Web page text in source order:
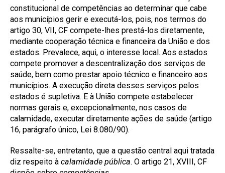
constitucional de competências ao determinar que cabe
aos municípios gerir e executá-los, pois, nos termos do
artigo 30, VII, CF compete-lhes prestá-los diretamente,
mediante cooperação técnica e financeira da União e dos
estados. Prevalece, aqui, o interesse local. Aos estados
compete promover a descentralização dos serviços de
saúde, bem como prestar apoio técnico e financeiro aos
municípios. A execução direta desses serviços pelos
estados é supletiva. E à União compete estabelecer
normas gerais e, excepcionalmente, nos casos de
calamidade, executar diretamente ações de saúde (artigo
16, parágrafo único, Lei 8.080/90).
Ressalte-se, entretanto, que a questão central aqui tratada
diz respeito à calamidade pública. O artigo 21, XVIII, CF